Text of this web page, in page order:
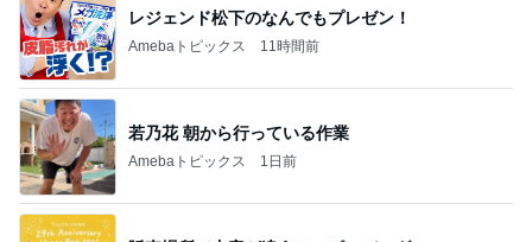
レジェンド松下のなんでもプレゼン！
Amebaトピックス 11時間前
若乃花 朝から行っている作業
Amebaトピックス 1日前